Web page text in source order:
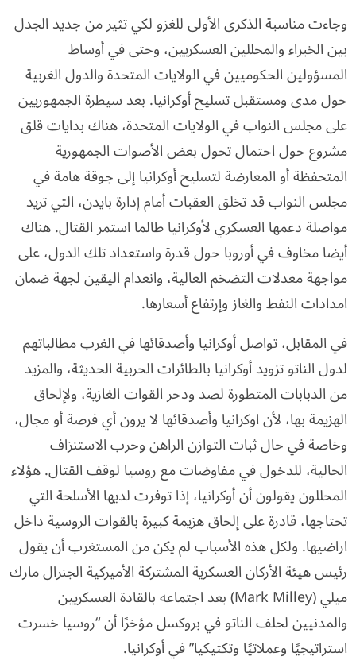
وجاءت مناسبة الذكرى الأولى للغزو لكي تثير من جديد الجدل
بين الخبراء والمحللين العسكريين، وحتى في أوساط
المسؤولين الحكوميين في الولايات المتحدة والدول الغربية
حول مدى ومستقبل تسليح أوكرانيا. بعد سيطرة الجمهوريين
على مجلس النواب في الولايات المتحدة، هناك بدايات قلق
مشروع حول احتمال تحول بعض الأصوات الجمهورية
المتحفظة أو المعارضة لتسليح أوكرانيا إلى جوقة هامة في
مجلس النواب قد تخلق العقبات أمام إدارة بايدن، التي تريد
مواصلة دعمها العسكري لأوكرانيا طالما استمر القتال. هناك
أيضا مخاوف في أوروبا حول قدرة واستعداد تلك الدول، على
مواجهة معدلات التضخم العالية، وانعدام اليقين لجهة ضمان
امدادات النفط والغاز وإرتفاع أسعارها.
في المقابل، تواصل أوكرانيا وأصدقائها في الغرب مطالباتهم
لدول الناتو تزويد أوكرانيا بالطائرات الحربية الحديثة، والمزيد
من الدبابات المتطورة لصد ودحر القوات الغازية، ولإلحاق
الهزيمة بها، لأن اوكرانيا وأصدقائها لا يرون أي فرصة أو مجال،
وخاصة في حال ثبات التوازن الراهن وحرب الاستنزاف
الحالية، للدخول في مفاوضات مع روسيا لوقف القتال. هؤلاء
المحللون يقولون أن أوكرانيا، إذا توفرت لديها الأسلحة التي
تحتاجها، قادرة على إلحاق هزيمة كبيرة بالقوات الروسية داخل
اراضيها. ولكل هذه الأسباب لم يكن من المستغرب أن يقول
رئيس هيئة الأركان العسكرية المشتركة الأميركية الجنرال مارك
ميلي (Mark Milley) بعد اجتماعه بالقادة العسكريين
والمدنيين لحلف الناتو في بروكسل مؤخرًا أن “روسيا خسرت
استراتيجيًا وعملاتيًا وتكتيكيا” في أوكرانيا.